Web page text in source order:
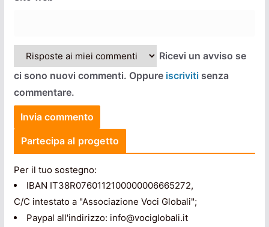
Ricevi un avviso se
ci sono nuovi commenti. Oppure iscrivitisenza
commentare.
Partecipa al progetto
Per il tuo sostegno:
IBAN IT38R0760112100000006665272,
C/C intestato a "Associazione Voci Globali";
Paypal all'indirizzo: info@vociglobali.it